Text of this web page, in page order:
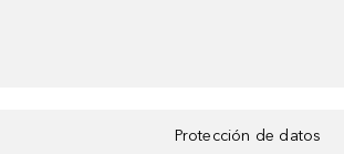
Protección de datos